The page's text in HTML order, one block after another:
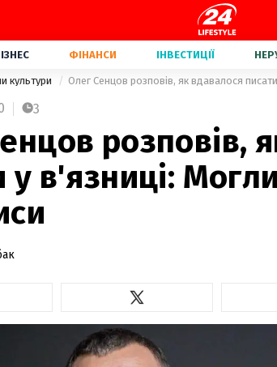
ФІНАНСИ ІНВЕСТИЦІЇ
культури Олег Сенцов розповів, як вдавалося
3
розповів,
у в'язниці: